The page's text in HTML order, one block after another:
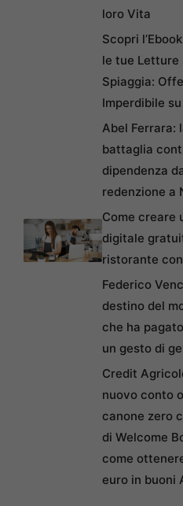
loro Vita
Scopri
le tue Letture
Spiaggia:
Imperdibile
Abel Ferrara:
battaglia
dipendenza
redenzione a
Come creare
digitale
ristorante
Federico
destino del
che ha
un gesto di
Credit
nuovo conto
canone zero
di Welcome
come
euro in buoni